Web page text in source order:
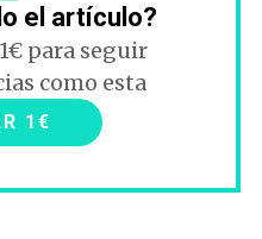
el artículo?
para seguir
como esta
1€